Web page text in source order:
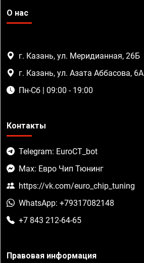
О нас
г. Казань, ул. Меридианная, 26Б
г. Казань, ул. Азата Аббасова, 6А
Пн-Сб | 09:00 - 19:00
Контакты
Telegram: EuroCT_bot
Max: Евро Чип Тюнинг
https://vk.com/euro_chip_tuning
WhatsApp: +79317082148
+7 843 212-64-65
Правовая информация